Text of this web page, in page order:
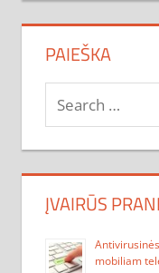
PAIEŠKA
Search
for:
ĮVAIRŪS
mobiliam